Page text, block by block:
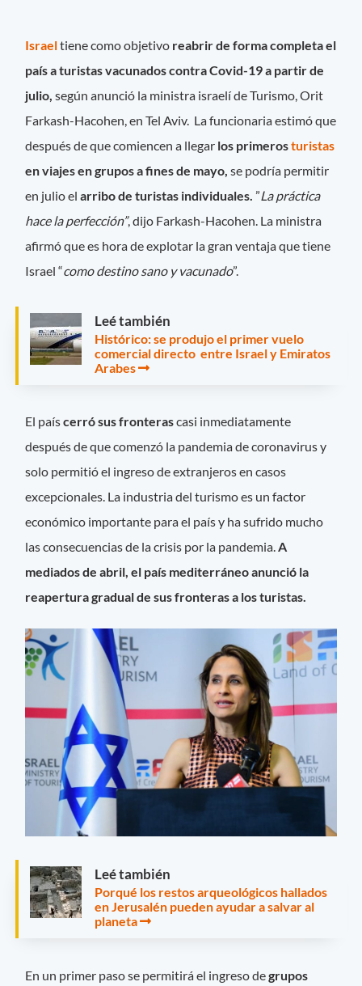
Israeltiene como objetivo reabrir de forma completa el
país a turistas vacunados contra Covid-19 a partir de
julio,según anunció la ministra israelí de Turismo, Orit
Farkash-Hacohen, en Tel Aviv. La funcionaria estimó que
después de que comiencen a llegar los primerosturistas
en viajes en grupos a fines de mayo,se podría permitir
en julio elarribo de turistas individuales. ”La práctica
hace la perfección”, dijo Farkash-Hacohen. La ministra
afirmó que es hora de explotar la gran ventaja que tiene
Israel “como destino sano y vacunado”.
Leé también
Histórico: se produjo el primer vuelo
comercial directo entre Israel y Emiratos
Arabes
El paíscerró sus fronterascasi inmediatamente
después de que comenzó la pandemia de coronavirus y
solo permitió el ingreso de extranjeros en casos
excepcionales. La industria del turismo es un factor
económico importante para el país y ha sufrido mucho
las consecuencias de la crisis por la pandemia.A
mediados de abril, el país mediterráneo anunció la
reapertura gradual de sus fronteras a los turistas.
Leé también
Porqué los restos arqueológicos hallados
en Jerusalén pueden ayudar a salvar al
planeta
En un primer paso se permitirá el ingreso degrupos